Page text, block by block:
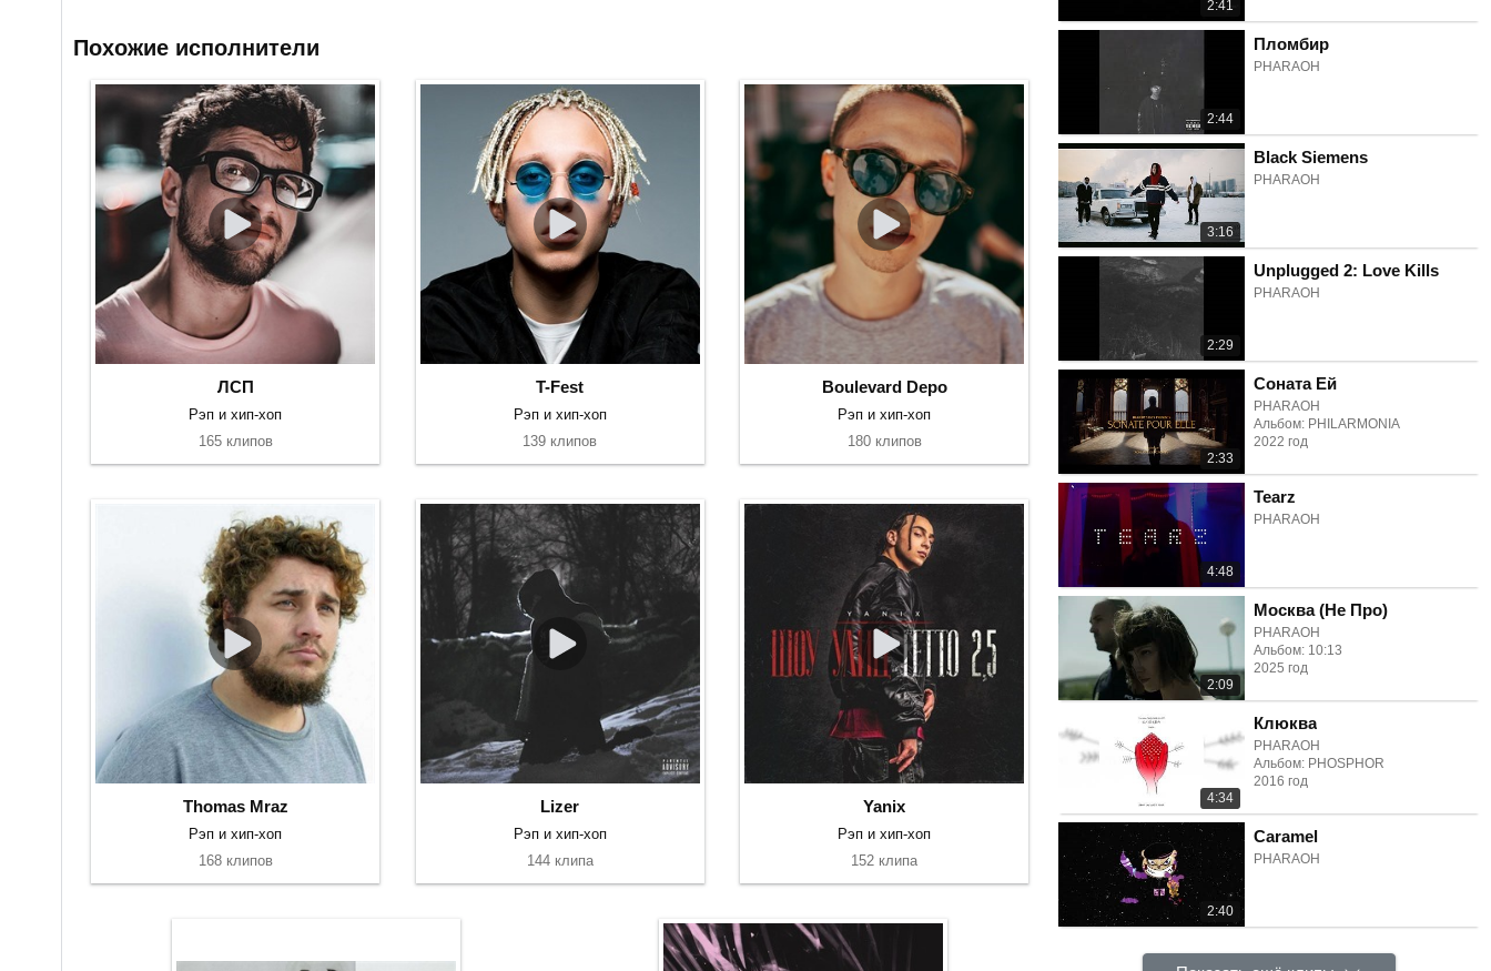
2:41
2:44
Пломбир
PHARAOH
3:16
Black Siemens
PHARAOH
2:29
Unplugged 2: Love Kills
PHARAOH
2:33
Соната Ей
PHARAOH
Альбом: PHILARMONIA
2022 год
4:48
Tearz
PHARAOH
2:09
Москва (Не Про)
PHARAOH
Альбом: 10:13
2025 год
4:34
Клюква
PHARAOH
Альбом: PHOSPHOR
2016 год
2:40
Caramel
PHARAOH
Похожие исполнители
ЛСП
Рэп и хип-хоп
165 клипов
T-Fest
Рэп и хип-хоп
139 клипов
Boulevard Depo
Рэп и хип-хоп
180 клипов
Thomas Mraz
Рэп и хип-хоп
168 клипов
Lizer
Рэп и хип-хоп
144 клипа
Yanix
Рэп и хип-хоп
152 клипа